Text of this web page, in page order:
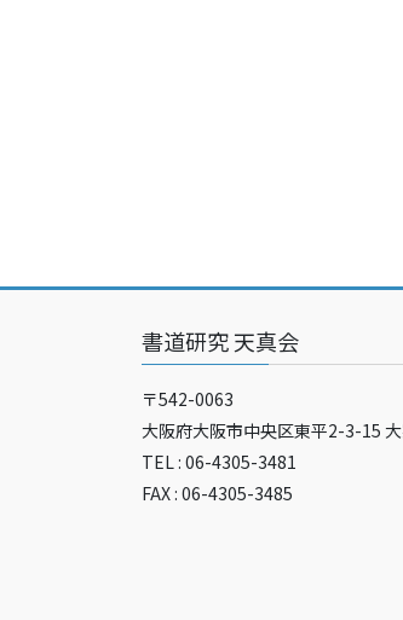
書道研究 天真会
〒542-0063
大阪府大阪市中央区東平2-3-15
TEL : 06-4305-3481
FAX : 06-4305-3485